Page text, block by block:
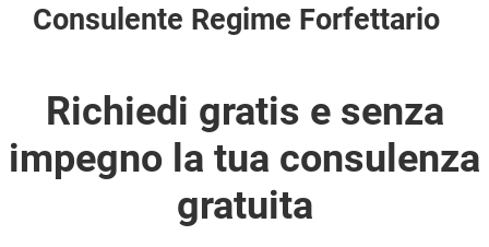
Consulente Regime Forfettario
Richiedi gratis e senza
impegno la tua consulenza
gratuita